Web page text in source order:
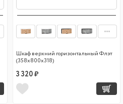
Шкаф верхний горизонтальный Флэт
(358х800х318)
3 320 ₽